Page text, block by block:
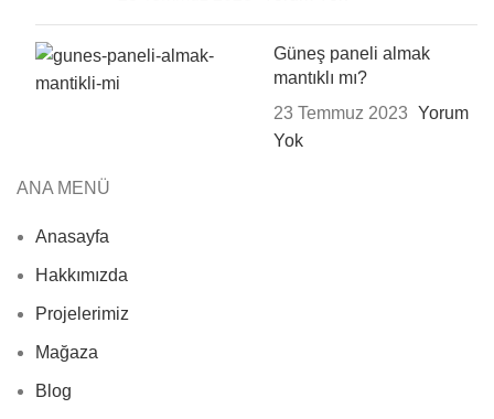
Güneş paneli almak
mantıklı mı?
23 Temmuz 2023 Yorum
Yok
ANA MENÜ
Anasayfa
Hakkımızda
Projelerimiz
Mağaza
Blog